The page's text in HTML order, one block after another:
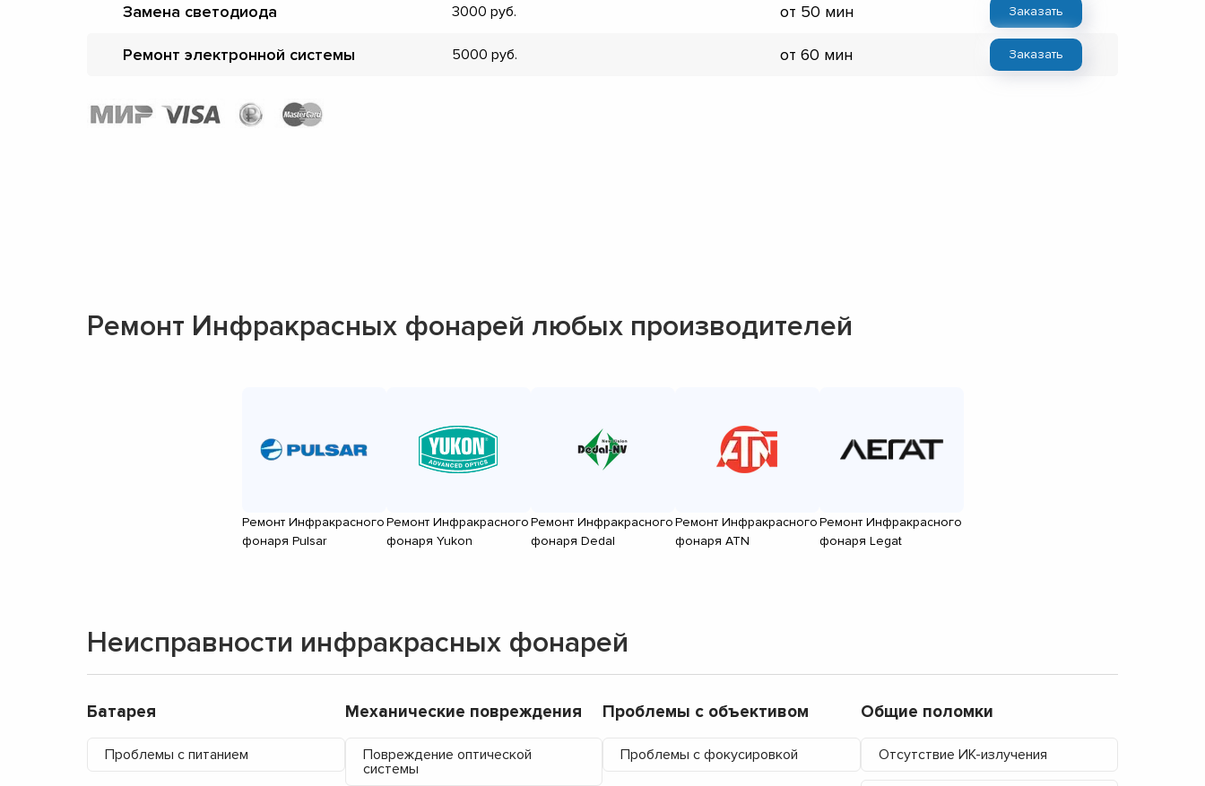
Замена светодиода 3000 от 50 мин Заказать
Ремонт электронной системы 5000 от 60 мин Заказать
Ремонт Инфракрасных фонарей любых производителей
Ремонт Инфракрасного
фонаря Pulsar
Ремонт Инфракрасного
фонаря Yukon
Ремонт Инфракрасного
фонаря Dedal
Ремонт Инфракрасного
фонаря ATN
Ремонт Инфракрасного
фонаря Legat
Неисправности инфракрасных фонарей
Батарея
Проблемы с питанием
Механические повреждения
Повреждение оптической
системы
Проблемы с объективом
Проблемы с фокусировкой
Общие поломки
Отсутствие ИК-излучения